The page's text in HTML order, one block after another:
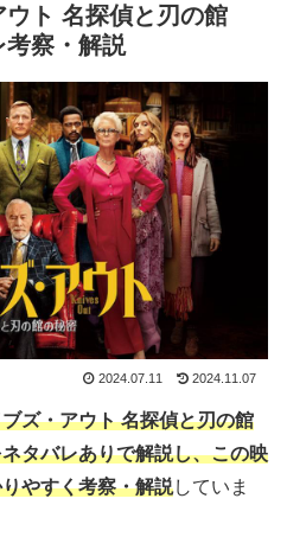
ト 名探偵と刃の館
考察・解説
2024.07.11 2024.11.07
ズ・アウト 名探偵と刃の館
タバレありで解説し、この映
やすく考察・解説していま